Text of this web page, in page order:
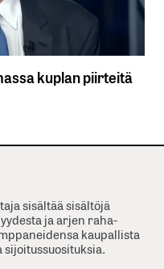
kuplan piirteitä
sisältää sisältöjä
ja arjen raha-
kaupallista
sijoitussuosituksia.